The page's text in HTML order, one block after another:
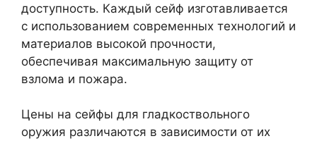
доступность. Каждый сейф изготавливается
с использованием современных технологий и
материалов высокой прочности,
обеспечивая максимальную защиту от
взлома и пожара.
Цены на сейфы для гладкоствольного
оружия различаются в зависимости от их